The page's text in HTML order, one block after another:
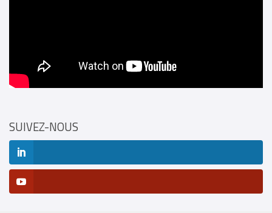
SUIVEZ-NOUS